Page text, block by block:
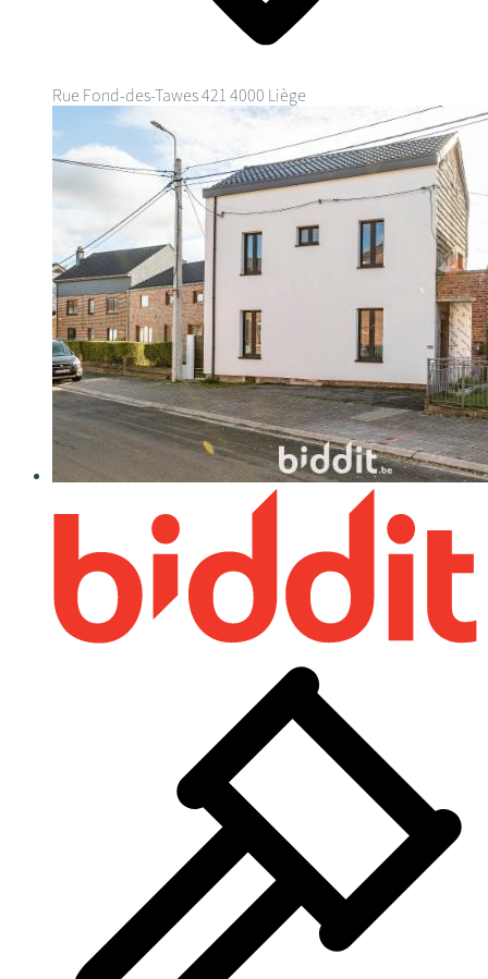
Rue Fond-des-Tawes 421 4000 Liège